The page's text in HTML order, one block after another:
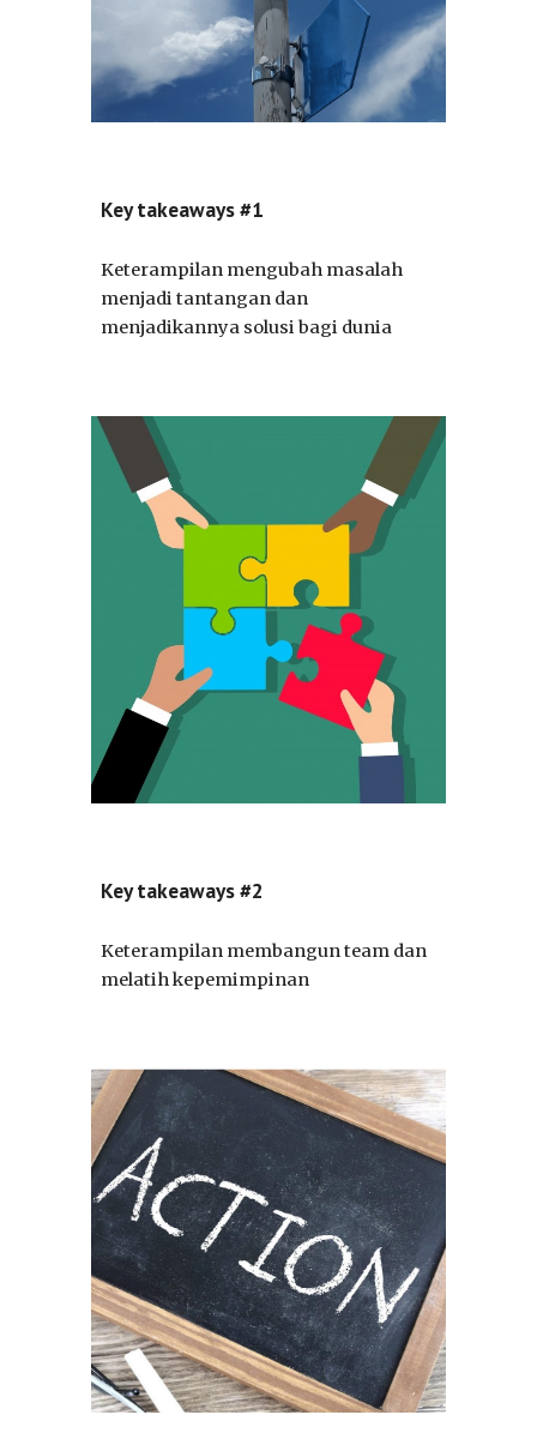
Key takeaways #1
Keterampilan mengubah masalah
menjadi tantangan dan
menjadikannya solusi bagi dunia
Key takeaways #2
Keterampilan membangun team dan
melatih kepemimpinan